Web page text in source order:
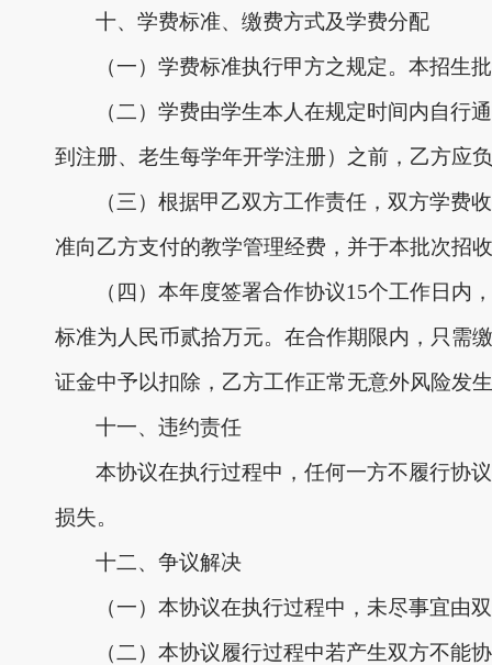
十、学费标准、缴费方式及学费分配
（一）学费标准执行甲方之规定。本招生
（二）学费由学生本人在规定时间内自
到注册、老生每学年开学注册）之前，乙方应
（三）根据甲乙双方工作责任，双方学费
准向乙方支付的教学管理经费，并于本批次招
（四）本年度签署合作协议15个工作日内
标准为人民币贰拾万元。在合作期限内，只需
证金中予以扣除，乙方工作正常无意外风险发
十一、违约责任
本协议在执行过程中，任何一方不履行协
损失。
十二、争议解决
（一）本协议在执行过程中，未尽事宜由
（二）本协议履行过程中若产生双方不能